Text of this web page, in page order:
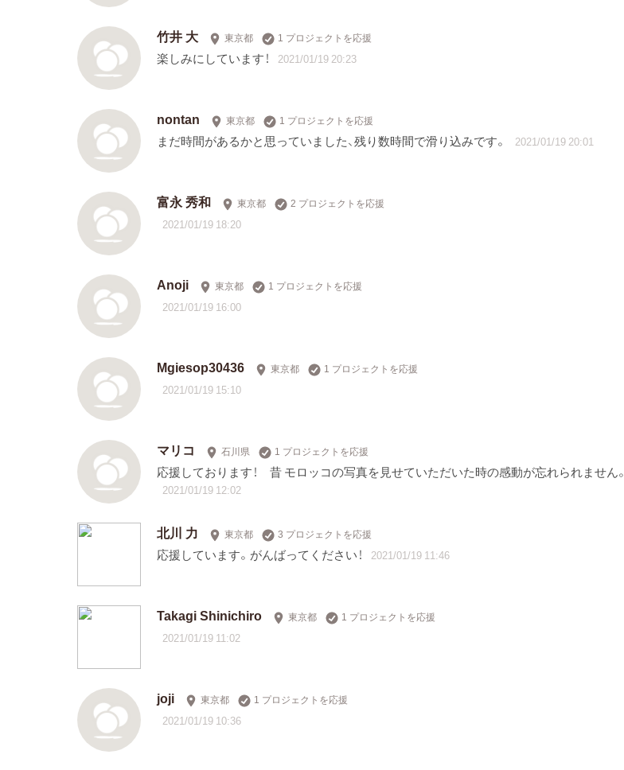
竹井 大 東京都 1 プロジェクトを応援
楽しみにしています！ 2021/01/19 20:23
nontan 東京都 1 プロジェクトを応援
まだ時間があるかと思っていました、残り数時間で滑り込みです。 2021/01/19 20:01
富永 秀和 東京都 2 プロジェクトを応援
2021/01/19 18:20
Anoji 東京都 1 プロジェクトを応援
2021/01/19 16:00
Mgiesop30436 東京都 1 プロジェクトを応援
2021/01/19 15:10
マリコ 石川県 1 プロジェクトを応援
応援しております！ 昔 モロッコの写真を見せていただいた時の感動が忘れられません。
2021/01/19 12:02
北川 力 東京都 3 プロジェクトを応援
応援しています。がんばってください！ 2021/01/19 11:46
Takagi Shinichiro 東京都 1 プロジェクトを応援
2021/01/19 11:02
joji 東京都 1 プロジェクトを応援
2021/01/19 10:36